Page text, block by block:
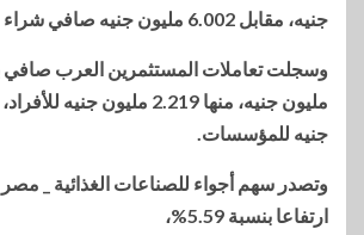
جنيه، مقابل 6.002 مليون جنيه صافي شراء من المؤسسات.
جنيه للمؤسسات.
وتصدر سهم أجواء للصناعات الغذائية _ مصر
ارتفاعا بنسبة 5.59%،